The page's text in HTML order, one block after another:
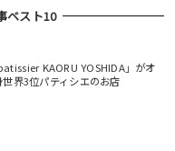
ベスト10
KAORU YOSHIDA」がオ
界3位パティシエのお店